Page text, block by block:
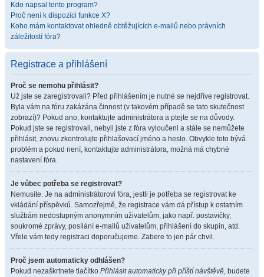
Kdo napsal tento program?
Proč není k dispozici funkce X?
Koho mám kontaktovat ohledně obtěžujících e-mailů nebo právních
záležitostí fóra?
Registrace a přihlášení
Proč se nemohu přihlásit?
Už jste se zaregistrovali? Před přihlášením je nutné se nejdříve registrovat.
Byla vám na fóru zakázána činnost (v takovém případě se tato skutečnost
zobrazí)? Pokud ano, kontaktujte administrátora a ptejte se na důvody.
Pokud jste se registrovali, nebyli jste z fóra vyloučeni a stále se nemůžete
přihlásit, znovu zkontrolujte přihlašovací jméno a heslo. Obvykle toto bývá
problém a pokud není, kontaktujte administrátora, možná má chybné
nastavení fóra.
Je vůbec potřeba se registrovat?
Nemusíte. Je na administrátorovi fóra, jestli je potřeba se registrovat ke
vkládání příspěvků. Samozřejmě, že registrace vám dá přístup k ostatním
službám nedostupným anonymním uživatelům, jako např. postavičky,
soukromé zprávy, posílání e-mailů uživatelům, přihlášení do skupin, atd.
Vřele vám tedy registraci doporučujeme. Zabere to jen pár chvil.
Proč jsem automaticky odhlášen?
Pokud nezaškrtnete tlačítko Přihlásit automaticky při příští návštěvě, budete